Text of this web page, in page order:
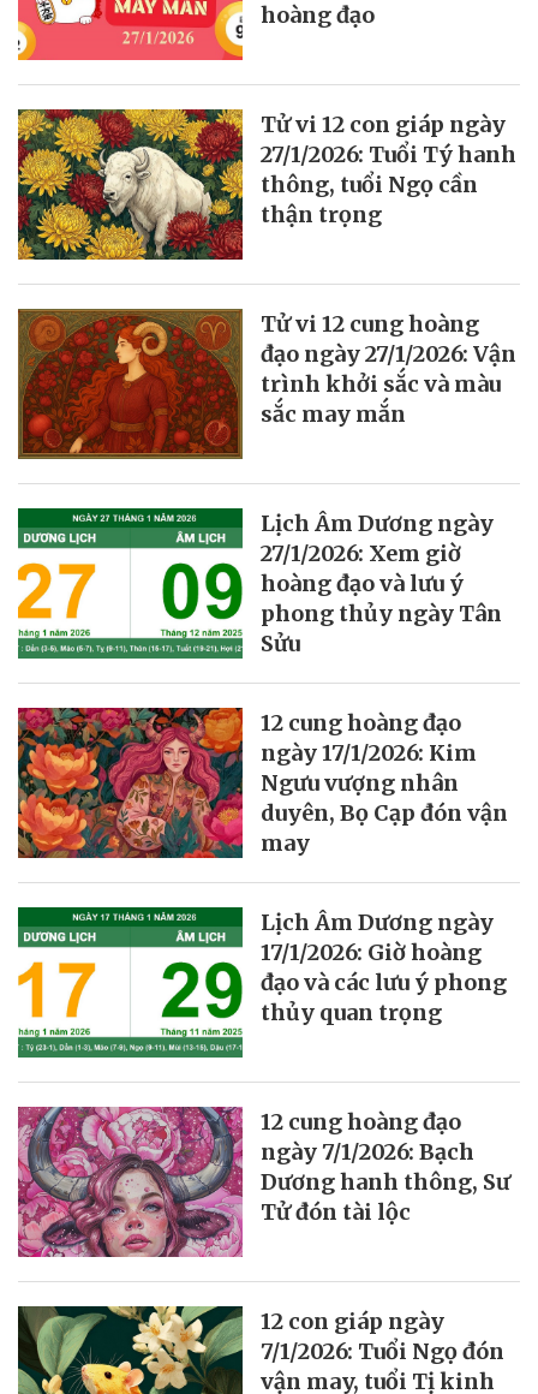
hoàng đạo
Tử vi 12 con giáp ngày
27/1/2026: Tuổi Tý hanh
thông, tuổi Ngọ cần
thận trọng
Tử vi 12 cung hoàng
đạo ngày 27/1/2026: Vận
trình khởi sắc và màu
sắc may mắn
Lịch Âm Dương ngày
27/1/2026: Xem giờ
hoàng đạo và lưu ý
phong thủy ngày Tân
Sửu
12 cung hoàng đạo
ngày 17/1/2026: Kim
Ngưu vượng nhân
duyên, Bọ Cạp đón vận
may
Lịch Âm Dương ngày
17/1/2026: Giờ hoàng
đạo và các lưu ý phong
thủy quan trọng
12 cung hoàng đạo
ngày 7/1/2026: Bạch
Dương hanh thông, Sư
Tử đón tài lộc
12 con giáp ngày
7/1/2026: Tuổi Ngọ đón
vận may, tuổi Tị kinh